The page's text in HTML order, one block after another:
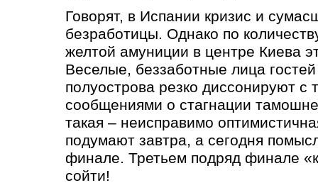
Говорят, в Испании кризис и
безработицы. Однако по
желтой амуниции в центре Киева
Веселые, беззаботные лица
полуострова резко диссонируют с
сообщениями о стагнации
такая – неисправимо
подумают завтра, а сегодня
финале. Третьем подряд финале «
сойти!